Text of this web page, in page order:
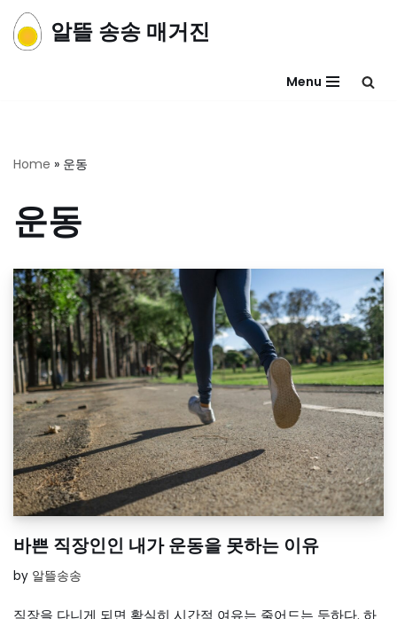
콘
알뜰 송송 매거진
Menu
Home » 운동
운동
바쁜 직장인인 내가 운동을 못하는 이유
by 알뜰송송
직장을 다니게 되면 확실히 시간적 여유는 줄어드는 듯하다. 하